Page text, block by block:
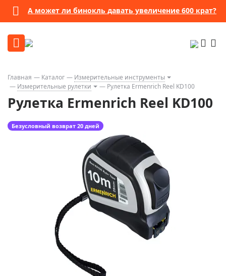
А может ли бинокль давать увеличение 600 крат?
Главная Каталог
Измерительные инструменты
Измерительные рулетки
Рулетка Ermenrich Reel KD100
Рулетка Ermenrich Reel KD100
Безусловный возврат 20 дней